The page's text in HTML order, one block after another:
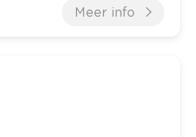
Meer info